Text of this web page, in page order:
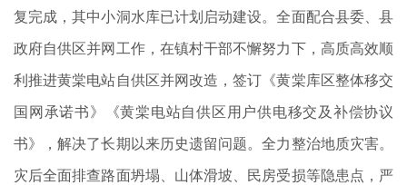
复完成，其中小洞水库已计划启动建设。全面配合县委、县
政府自供区并网工作，在镇村干部不懈努力下，高质高效顺
利推进黄棠电站自供区并网改造，签订《黄棠库区整体移交
国网承诺书》《黄棠电站自供区用户供电移交及补偿协议
书》，解决了长期以来历史遗留问题。全力整治地质灾害。
灾后全面排查路面坍塌、山体滑坡、民房受损等隐患点，严